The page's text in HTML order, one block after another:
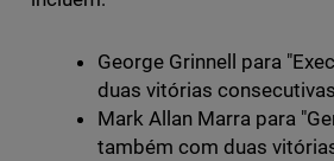
George Grinnell para
duas vitórias
Mark Allan Marra para
também com duas